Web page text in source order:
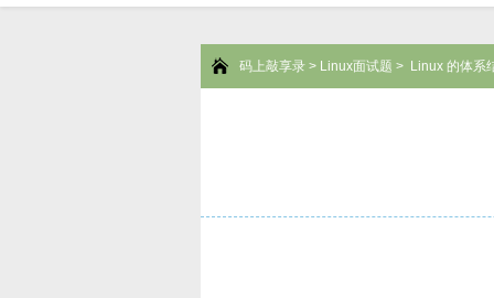
码上敲享录 > Linux面试题 > Linux 的体系